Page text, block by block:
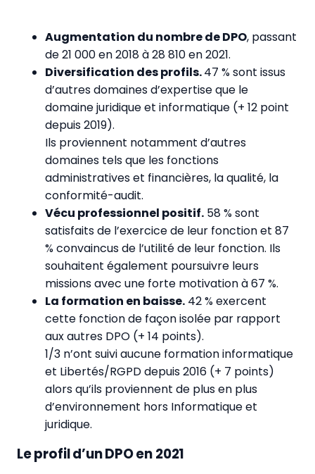
Augmentation du nombre de DPO, passant
de 21 000 en 2018 à 28 810 en 2021.
Diversification des profils.47 % sont issus
d’autres domaines d’expertise que le
domaine juridique et informatique (+ 12 point
depuis 2019).
Ils proviennent notamment d’autres
domaines tels que les fonctions
administratives et financières, la qualité, la
conformité-audit.
Vécu professionnel positif. 58 % sont
satisfaits de l’exercice de leur fonction et 87
% convaincus de l’utilité de leur fonction. Ils
souhaitent également poursuivre leurs
missions avec une forte motivation à 67 %.
La formation en baisse. 42 % exercent
cette fonction de façon isolée par rapport
aux autres DPO (+ 14 points).
1/3 n’ont suivi aucune formation informatique
et Libertés/RGPD depuis 2016 (+ 7 points)
alors qu’ils proviennent de plus en plus
d’environnement hors Informatique et
juridique.
Le profil d’un DPO en 2021